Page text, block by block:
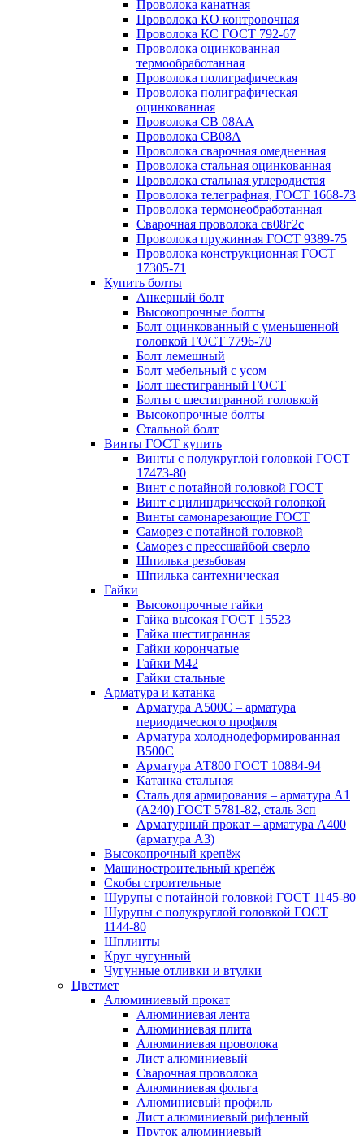
Проволока канатная
Проволока КО контровочная
Проволока КС ГОСТ 792-67
Проволока оцинкованная
термообработанная
Проволока полиграфическая
Проволока полиграфическая
оцинкованная
Проволока СВ 08АА
Проволока СВ08А
Проволока сварочная омедненная
Проволока стальная оцинкованная
Проволока стальная углеродистая
Проволока телеграфная, ГОСТ 1668-73
Проволока термонеобработанная
Сварочная проволока св08г2с
Проволока пружинная ГОСТ 9389-75
Проволока конструкционная ГОСТ
17305-71
Купить болты
Анкерный болт
Высокопрочные болты
Болт оцинкованный с уменьшенной
головкой ГОСТ 7796-70
Болт лемешный
Болт мебельный с усом
Болт шестигранный ГОСТ
Болты с шестигранной головкой
Высокопрочные болты
Стальной болт
Винты ГОСТ купить
Винты с полукруглой головкой ГОСТ
17473-80
Винт с потайной головкой ГОСТ
Винт с цилиндрической головкой
Винты самонарезающие ГОСТ
Саморез с потайной головкой
Саморез с прессшайбой сверло
Шпилька резьбовая
Шпилька сантехническая
Гайки
Высокопрочные гайки
Гайка высокая ГОСТ 15523
Гайка шестигранная
Гайки корончатые
Гайки М42
Гайки стальные
Арматура и катанка
Арматура А500С – арматура
периодического профиля
Арматура холоднодеформированная
В500С
Арматура АТ800 ГОСТ 10884-94
Катанка стальная
Сталь для армирования – арматура А1
(А240) ГОСТ 5781-82, сталь 3сп
Арматурный прокат – арматура А400
(арматура А3)
Высокопрочный крепёж
Машиностроительный крепёж
Скобы строительные
Шурупы с потайной головкой ГОСТ 1145-80
Шурупы с полукруглой головкой ГОСТ
1144-80
Шплинты
Круг чугунный
Чугунные отливки и втулки
Цветмет
Алюминиевый прокат
Алюминиевая лента
Алюминиевая плита
Алюминиевая проволока
Лист алюминиевый
Сварочная проволока
Алюминиевая фольга
Алюминиевый профиль
Лист алюминиевый рифленый
Пруток алюминиевый